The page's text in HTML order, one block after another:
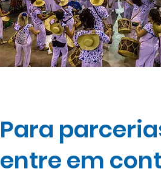
Para
entre em